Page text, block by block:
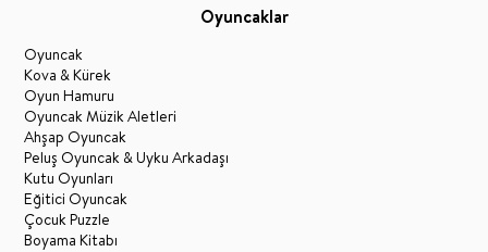
Oyuncaklar
Oyuncak
Kova & Kürek
Oyun Hamuru
Oyuncak Müzik Aletleri
Ahşap Oyuncak
Peluş Oyuncak & Uyku Arkadaşı
Kutu Oyunları
Eğitici Oyuncak
Çocuk Puzzle
Boyama Kitabı